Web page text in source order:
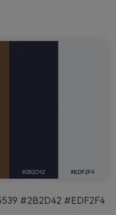
#2B2D42 #EDF2F4